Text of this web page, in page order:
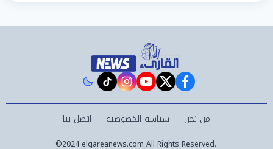
facebook
twitter
youtube
instagram
tiktok
من نحن سياسة الخصوصية اتصل بنا
©2024 elqareanews.com All Rights Reserved.